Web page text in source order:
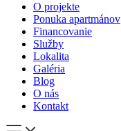
O projekte
Ponuka apartmánov
Financovanie
Služby
Lokalita
Galéria
Blog
O nás
Kontakt